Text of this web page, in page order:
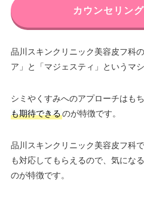
カウンセリン
品川スキンクリニック美容皮フ科
ア」と「マジェスティ」というマ
シミやくすみへのアプローチはもち
も期待できるのが特徴です。
品川スキンクリニック美容皮フ科
も対応してもらえるので、気にな
のが特徴です。